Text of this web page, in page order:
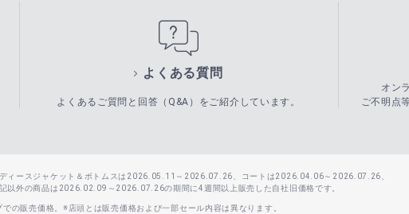
よくある質問
よくあるご質問と回答（Q&A）をご紹介しています。
オン
ご不明点
ィースジャケット＆ボトムスは2026.05.11～2026.07.26、コートは2026.04.06～2026.07.26、
以外の商品は2026.02.09～2026.07.26の期間に4週間以上販売した自社旧価格です。
の販売価格。※店頭とは販売価格および一部セール内容は異なります。